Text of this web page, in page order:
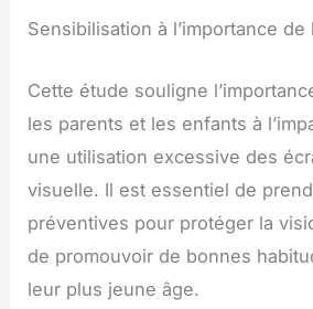
Sensibilisation à l’importance
Cette étude souligne
les parents et les enfants à
une utilisation excessive des
visuelle. Il est essentiel de
préventives pour protéger la
de promouvoir de bonnes
leur plus jeune âge.